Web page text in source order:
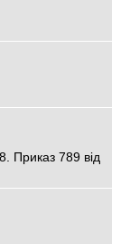
Приказ 789 від